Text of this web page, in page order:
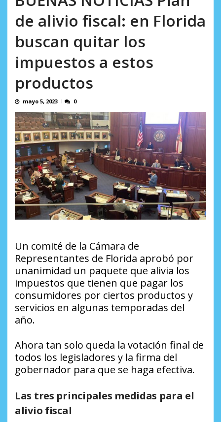
de alivio fiscal: en Florida
buscan quitar los
impuestos a estos
productos
mayo 5, 2023 0
Un comité de la Cámara de
Representantes de Florida aprobó por
unanimidad un paquete que alivia los
impuestos que tienen que pagar los
consumidores por ciertos productos y
servicios en algunas temporadas del
año.
Ahora tan solo queda la votación final de
todos los legisladores y la firma del
gobernador para que se haga efectiva.
Las tres principales medidas para el
alivio fiscal